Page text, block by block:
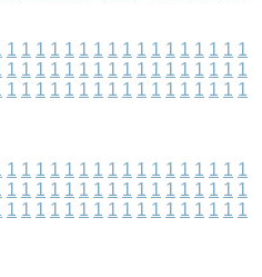
1 1 1 1 1 1 1 1 1 1 1 1 1 1 1 1 1
1 1 1 1 1 1 1 1 1 1 1 1 1 1 1 1 1
1 1 1 1 1 1 1 1 1 1 1 1 1 1 1 1 1
1 1 1 1 1 1 1 1 1 1 1 1 1 1 1 1 1
1 1 1 1 1 1 1 1 1 1 1 1 1 1 1 1 1
1 1 1 1 1 1 1 1 1 1 1 1 1 1 1 1 1